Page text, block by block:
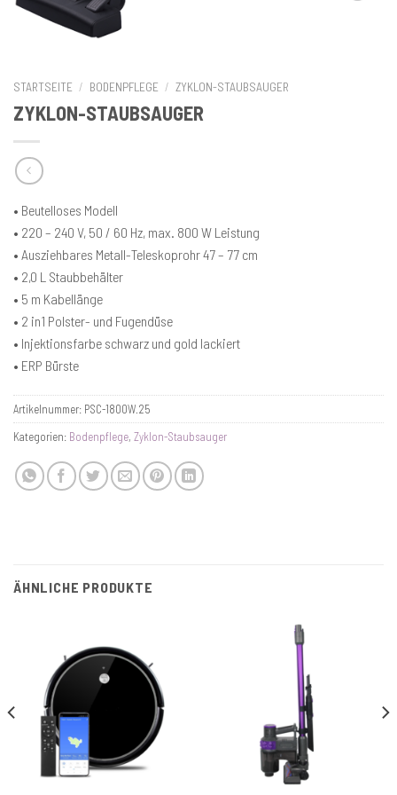
STARTSEITE / BODENPFLEGE / ZYKLON-STAUBSAUGER
ZYKLON-STAUBSAUGER
• Beutelloses Modell
• 220 – 240 V, 50 / 60 Hz, max. 800 W Leistung
• Ausziehbares Metall-Teleskoprohr 47 – 77 cm
• 2,0 L Staubbehälter
• 5 m Kabellänge
• 2 in1 Polster- und Fugendüse
• Injektionsfarbe schwarz und gold lackiert
• ERP Bürste
Artikelnummer: PSC-1800W.25
Kategorien: Bodenpflege, Zyklon-Staubsauger
ÄHNLICHE PRODUKTE